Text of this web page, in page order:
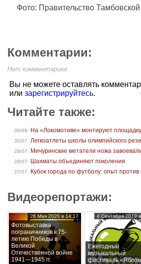
Фото: Правительство Тамбовской
Комментарии:
Нет комментариев.
Вы не можете оставлять
или зарегистрируйтесь.
Читайте также:
06/08 На «Локомотиве» монтируют
30/07 Легкоатлеты школы олимпийского
28/07 Мичуринские метатели ножа
28/07 Шахматы объединяют поколения
27/07 Кубок города по футболу: опыт
Видеорепортажи:
Фотовыставка
пограничников к 75-
летию Победы в
Великой
Отечественной войне
1941—1945 гг.
26 Мая 2020 в 14:17
Ежегодный
музыкальный
фестиваль
4 Сентября 2019